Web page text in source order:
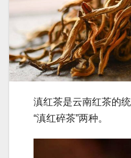
滇红茶是云南红茶的
“滇红碎茶”两种。